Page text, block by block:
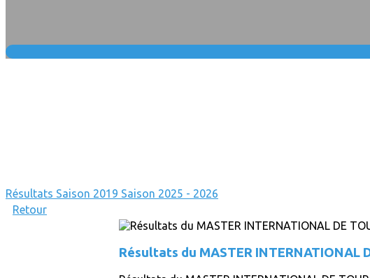
Résultats Saison 2019 Saison 2025 - 2026
Retour
Résultats du MASTER INTERNATIONAL